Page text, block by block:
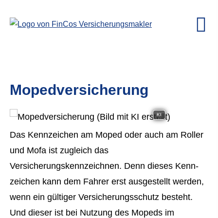
Mopedversicherung
KI
Das Kenn­zeichen am Moped oder auch am Roller
und Mofa ist zugleich das
Versicherungskennzeichnen. Denn dieses Kenn­
zeichen kann dem Fahrer erst ausgestellt werden,
wenn ein gültiger Versicherungsschutz besteht.
Und dieser ist bei Nutzung des Mopeds im